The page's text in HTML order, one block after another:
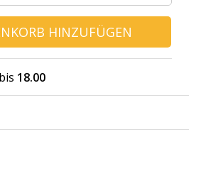
HINZUFÜGEN
bis 18.00